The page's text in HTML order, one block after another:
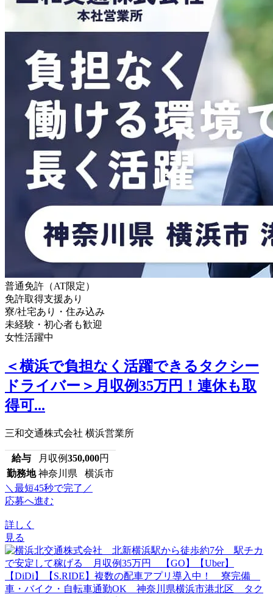
普通免許（AT限定）
免許取得支援あり
寮/社宅あり・住み込み
未経験・初心者も歓迎
女性活躍中
＜横浜で負担なく活躍できるタクシー
ドライバー＞月収例35万円！連休も取
得可...
三和交通株式会社 横浜営業所
給与 月収例350,000円
勤務地 神奈川県 横浜市
＼最短45秒で完了／
応募へ進む
詳しく
見る